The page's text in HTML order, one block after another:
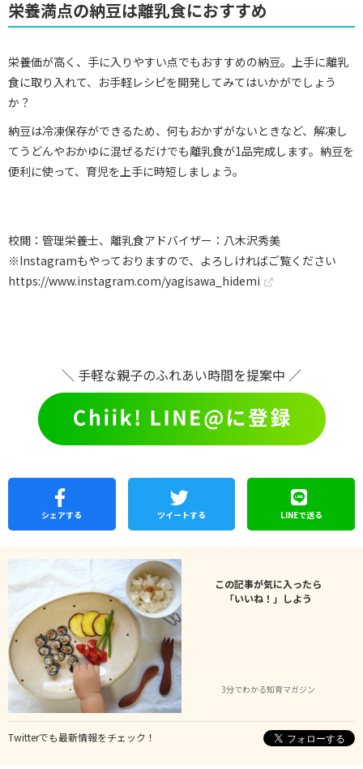
栄養満点の納豆は離乳食におすすめ
栄養価が高く、手に入りやすい点でもおすすめの納豆。上手に離乳
食に取り入れて、お手軽レシピを開発してみてはいかがでしょう
か？
納豆は冷凍保存ができるため、何もおかずがないときなど、解凍し
てうどんやおかゆに混ぜるだけでも離乳食が1品完成します。納豆を
便利に使って、育児を上手に時短しましょう。
校閲：管理栄養士、離乳食アドバイザー：八木沢秀美
※Instagramもやっておりますので、よろしければご覧ください
https://www.instagram.com/yagisawa_hidemi
＼ 手軽な親子のふれあい時間を提案中 ／
シェアする ツイートする LINEで送る
この記事が気に入ったら
「いいね！」しよう
3分でわかる知育マガジン
Twitterでも最新情報をチェック！